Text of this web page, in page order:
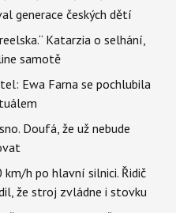
generace českých dětí
Katarzia o selhání,
samotě
Ewa Farna se pochlubila
Doufá, že už nebude
h po hlavní silnici. Řidič
že stroj zvládne i stovku